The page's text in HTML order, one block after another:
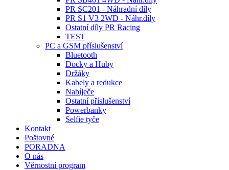
PR SC201 - Náhradní díly
PR S1 V3 2WD - Náhr.díly
Ostatní díly PR Racing
TEST
PC a GSM příslušenství
Bluetooth
Docky a Huby
Držáky
Kabely a redukce
Nabíječe
Ostatní příslušenství
Powerbanky
Selfie tyče
Kontakt
Poštovné
PORADNA
O nás
Věrnostní program